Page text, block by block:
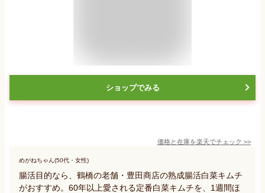
ショップでみる
価格と在庫を楽天でチェック >>
めがねちゃん(50代・女性)
腸活目的なら、鶴橋の老舗・豊田商店の熟成腸活白菜キムチ
がおすすめ。60年以上愛される定番白菜キムチを、1週間ほ